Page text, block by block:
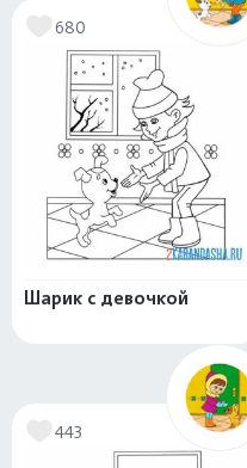
680
Шарик с девочкой
443